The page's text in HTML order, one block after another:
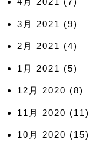
3月 2021 (9)
2月 2021 (4)
1月 2021 (5)
12月 2020 (8)
11月 2020 (11)
10月 2020 (15)